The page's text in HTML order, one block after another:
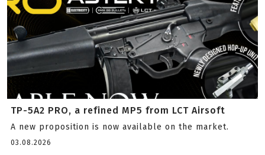
TP-5A2 PRO, a refined MP5 from LCT Airsoft
A new proposition is now available on the market.
03.08.2026